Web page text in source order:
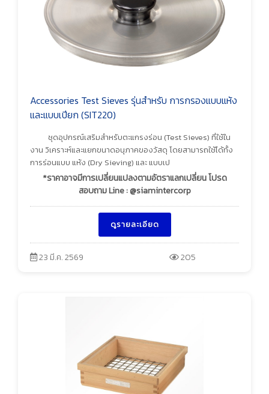
Accessories Test Sieves รุ่นสำหรับ การกรองแบบแห้ง
และแบบเปียก (SIT220)
ชุดอุปกรณ์เสริมสำหรับตะแกรงร่อน (Test Sieves) ที่ใช้ใน
งาน วิเคราะห์และแยกขนาดอนุภาคของวัสดุ โดยสามารถใช้ได้ทั้ง
การร่อนแบบ แห้ง (Dry Sieving) และ แบบเป
*ราคาอาจมีการเปลี่ยนแปลงตามอัตราแลกเปลี่ยน โปรด
สอบถาม Line : @siamintercorp
ดูรายละเอียด
23 มี.ค. 2569 205